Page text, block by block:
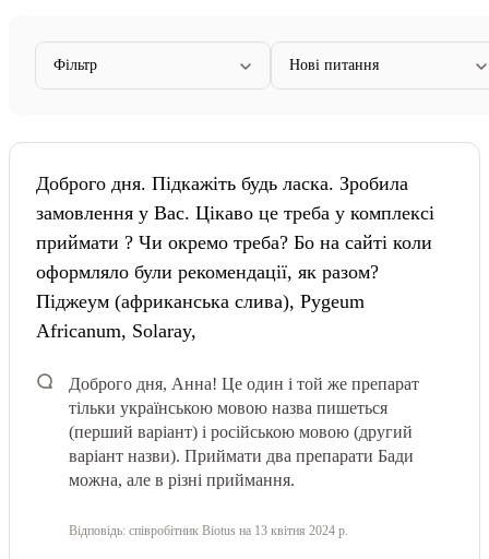
Фільтр Нові питання
Доброго дня. Підкажіть будь ласка. Зробила
замовлення у Вас. Цікаво це треба у комплексі
приймати ? Чи окремо треба? Бо на сайті коли
оформляло були рекомендації, як разом?
Піджеум (африканська слива), Pygeum
Africanum, Solaray,
Доброго дня, Анна! Це один і той же препарат
тільки українською мовою назва пишеться
(перший варіант) і російською мовою (другий
варіант назви). Приймати два препарати Бади
можна, але в різні приймання.
Відповідь: співробітник Biotus на 13 квітня 2024 р.